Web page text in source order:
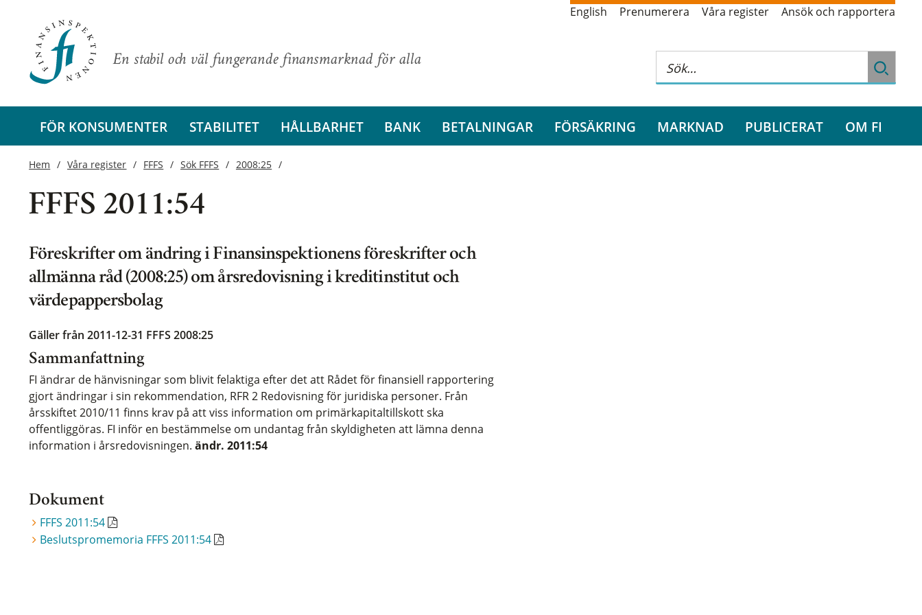
En stabil och väl fungerande finansmarknad för alla
English Prenumerera Våra register Ansök och rapportera
FÖR KONSUMENTER STABILITET HÅLLBARHET BANK BETALNINGAR FÖRSÄKRING MARKNAD PUBLICERAT OM FI
Hem Våra register FFFS Sök FFFS 2008:25
FFFS 2011:54
Föreskrifter om ändring i Finansinspektionens föreskrifter och
allmänna råd (2008:25) om årsredovisning i kreditinstitut och
värdepappersbolag
Gäller från 2011-12-31 FFFS 2008:25
Sammanfattning
FI ändrar de hänvisningar som blivit felaktiga efter det att Rådet för finansiell rapportering
gjort ändringar i sin rekommendation, RFR 2 Redovisning för juridiska personer. Från
årsskiftet 2010/11 finns krav på att viss information om primärkapitaltillskott ska
offentliggöras. FI inför en bestämmelse om undantag från skyldigheten att lämna denna
information i årsredovisningen.ändr. 2011:54
Dokument
FFFS 2011:54
Beslutspromemoria FFFS 2011:54